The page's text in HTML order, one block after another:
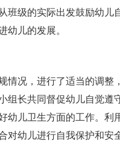
班级的实际出发鼓励幼
幼儿的发展。
况，进行了适当的调整
组长共同督促幼儿自觉
幼儿卫生方面的工作。
对幼儿进行自我保护和